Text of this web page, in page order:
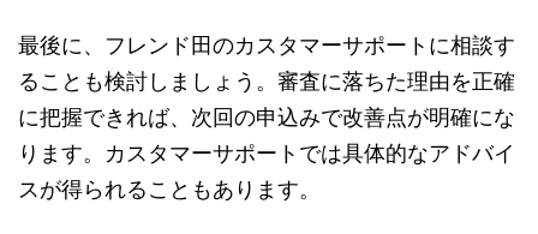
最後に、フレンド田のカスタマーサポートに相談す
ることも検討しましょう。審査に落ちた理由を正確
に把握できれば、次回の申込みで改善点が明確にな
ります。カスタマーサポートでは具体的なアドバイ
スが得られることもあります。